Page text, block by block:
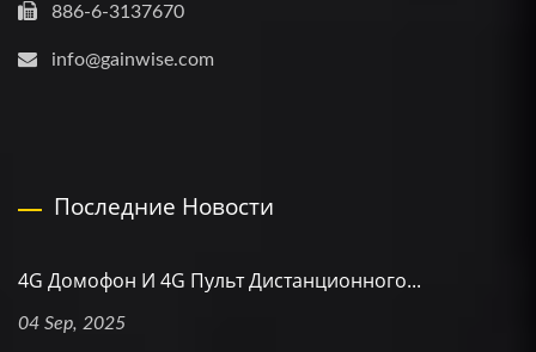
886-6-3137670
info@gainwise.com
Последние Новости
4G Домофон И 4G Пульт Дистанционного...
04 Sep, 2025